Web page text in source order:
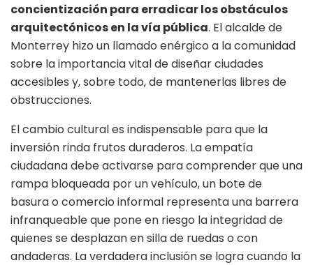
concientización para erradicar los obstáculos
arquitectónicos en la vía pública. El alcalde de
Monterrey hizo un llamado enérgico a la comunidad
sobre la importancia vital de diseñar ciudades
accesibles y, sobre todo, de mantenerlas libres de
obstrucciones.
El cambio cultural es indispensable para que la
inversión rinda frutos duraderos. La empatía
ciudadana debe activarse para comprender que una
rampa bloqueada por un vehículo, un bote de
basura o comercio informal representa una barrera
infranqueable que pone en riesgo la integridad de
quienes se desplazan en silla de ruedas o con
andaderas. La verdadera inclusión se logra cuando la